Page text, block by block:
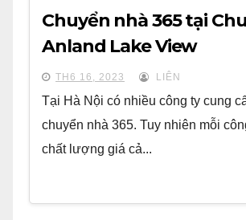
Chuyển nhà 365 tại
Anland Lake View
TH6 16, 2023 LIÊN
Tại Hà Nội có nhiều công ty cung
chuyển nhà 365. Tuy nhiên mỗi
chất lượng giá cả...